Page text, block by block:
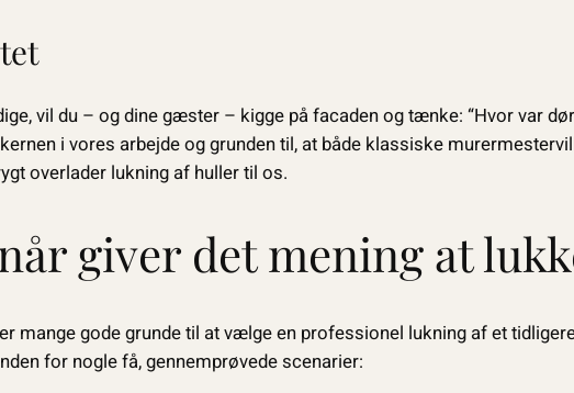
vil du – og dine gæster – kigge på facaden og tænke: “Hvor var
i vores arbejde og grunden til, at både klassiske
overlader lukning af huller til os.
giver det mening at
mange gode grunde til at vælge en professionel lukning af et
for nogle få, gennemprøvede scenarier: